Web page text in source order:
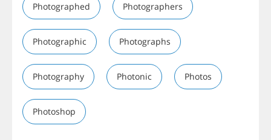
Photographed Photographers
Photographic Photographs
Photography Photonic Photos
Photoshop